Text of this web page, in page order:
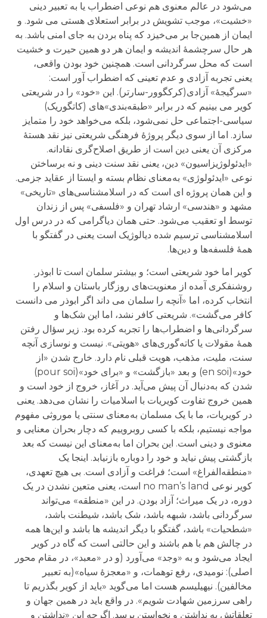
می‌شود در عالم معنوی هم نوعی اضطراب یا به تعبیر دینی
«خشیت»، موجب تشویش در برابر استعلای هستی می شود. و
ایمان از همین‌جا بر می‌خیزد که پناه بردن به جای امنی باشد. به
هر حال سرچشمهٔ اندیشه و ایمان هر دو همین حیرت و خشیت
است که محل سرگردانی است. همچنین خود بودن واقعی،
یعنی تجربه آزادی و عدم تعینی که اضطراب آور است:
«سرگیجهٔ» آزادی(کرکگوور-سارتر). این «خود» را در شریعتی
کویر می بینیم که در برابر «طبقه‌بندی»های (کاتگوریک)
سیاسی-اجتماعی حل نمی‌شود، بلکه می‌خواهد خود را متمایز
سازد. اما از سوی دیگر پروژهٔ فرهنگی شریعتی نیز نقد هستهٔ
مرکزی آن یعنی دین است از طریق اصلاح‌گری نقادانه.
«ایدئولوژیزاسیون» دین، یعنی نقد سنت دینی و نه برساختن
نوعی «ایدئولوژی» به‌معنای نظام بسته و ایستا از عقاید جزمی.
و این همان پروژه ای است که در اسلامشناسی‌های «تاریخی»
مشهد و «هندسی» ارشاد تهران و «فلسفی» پس از زندان
توسط او تعقیب می‌شود. حتی همان دیاگرامی که در درس اول
اسلامشناسی ترسیم شده دیالوژیک است یعنی در گفتگو با
همهٔ فلسفه‌ها و دین‌ها.
کویر اما خود شریعتی است؛ و بیشتر سلمان است تا ابوذر.
روشنفکری آمده از معنویت‌های روزگار باستان و اسلام را
انتخاب کرده، اما «آنچه را سلمان می داند اگر ابوذر می دانست
کافر می‌گشت». شریعتی کافر نشد، اما این شک‌ها و
سرگردانی‌ها و اضطراب‌ها را تجربه کرده بود. زیر سؤال رفتن
همهٔ مقولات یا کاته‌گوری‌های «هویتی». نیست‌‌ و نوسازی آنچه
سنت، ملیت، مذهب، هویت قبلی نام دارد. خارج شدن «از
خود»(en soi) و بعد «بازگشت» و «برای خود»(pour soi)
شدن که به‌دنبال آن پیش می‌آید. در آغاز، خروج از خود است و
همین خروج تفاوت کویریات با اسلامیات را نشان می‌دهد. یعنی
در کویریات، ما با یک مسلمان به‌معنای سنتی یا موروثی مفهوم
مواجه نیستیم، بلکه با کسی روبروییم که دچار بحران معنایی و
معنوی و دینی است. این بحران اما به‌معنای این نیست که بعد
بازگشتی پیش نیاید و خود را دوباره بازنیابد. اینجا یک
«منطقه‌الفراغ» است؛ فراغت و آزادی است. بی هیچ تعهدی،
کویر نوعی no man’s land است، یعنی متعین نشدن در یک
دوره، در یک میراث؛ آزاد بودن. در این «منطقه» می‌تواند
سرگردانی باشد، شبهه باشد، شک باشد، شیطنت باشد،
«شطحیات» باشد، گفتگو با دیگر اندیشه ها باشد و این‌ها همه
در چالش هم با هم باشند و این حالتی است که گاه در کویر
ایجاد می‌شود و به «وجد» می‌آورد (و در «معبد»، در مقام محور
اصلی): نومیدی، رفع توهمات، و «معجزهٔ سیاه»(به تعبیر
مخالفین). نیهیلیسم هست اما می‌گوید «باید از کویر بگذریم تا
راهی سرزمین شهادت شویم». در واقع باید در همین جهان و
تعلقاتش به نداشتن و نخواستن برسد. اگرچه این «نداشتن و